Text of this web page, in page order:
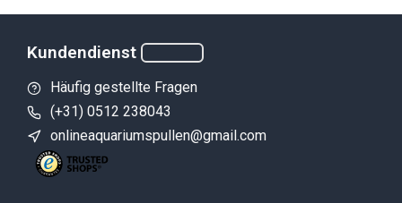
Kundendienst
Häufig gestellte Fragen
(+31) 0512 238043
onlineaquariumspullen@gmail.com